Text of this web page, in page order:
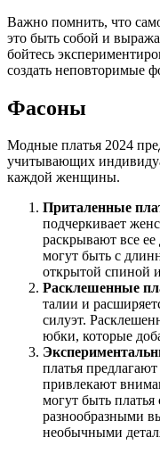
Важно помнить, что
это быть собой и
бойтесь
создать неповторимые
Фасоны
Модные платья 2024
учитывающих
каждой женщины.
Приталенные
подчеркивает
раскрывают все
могут быть с
открытой спиной
Расклешенные
талии и
силуэт.
юбки, которые
платья
привлекают
могут быть
разнообразными
необычными